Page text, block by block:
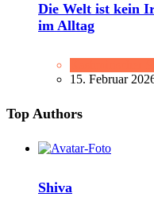
Die Welt ist kein
im Alltag
15. Februar
Top Authors
Shiva